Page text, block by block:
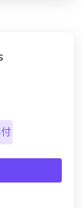
付